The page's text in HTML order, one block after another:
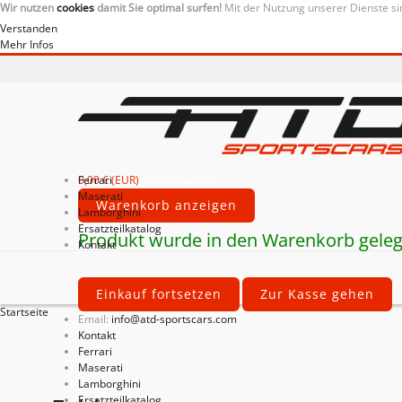
Wir nutzencookiesdamit Sie optimal surfen! Mit der Nutzung unserer Dienste
Verstanden
Mehr Infos
0,00 € (EUR)
Warenkorb anzeigen
Produkt wurde in den Warenkorb
Einkauf fortsetzen Zur Kasse gehen
Email: info@atd-sportscars.com
Kontakt
Ferrari
Maserati
Lamborghini
Ferrari
Maserati
Lamborghini
Ersatzteilkatalog
Kontakt
Startseite